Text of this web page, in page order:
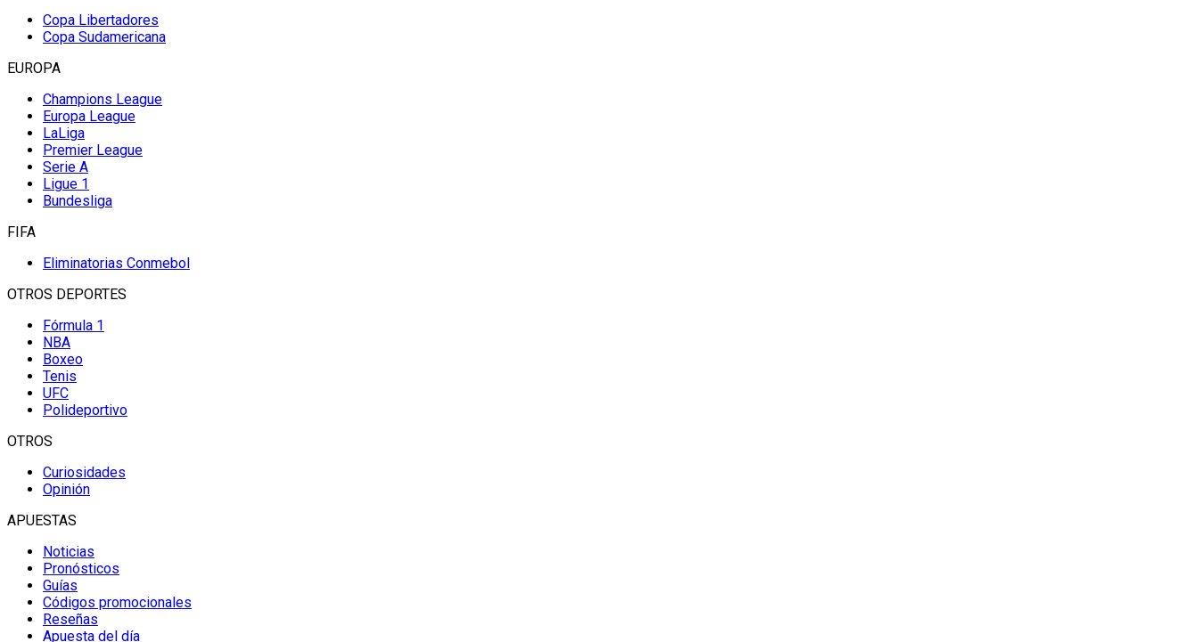
Copa Libertadores
Copa Sudamericana
EUROPA
Champions League
Europa League
LaLiga
Premier League
Serie A
Ligue 1
Bundesliga
FIFA
Eliminatorias Conmebol
OTROS DEPORTES
Fórmula 1
NBA
Boxeo
Tenis
UFC
Polideportivo
OTROS
Curiosidades
Opinión
APUESTAS
Noticias
Pronósticos
Guías
Códigos promocionales
Reseñas
Apuesta del día